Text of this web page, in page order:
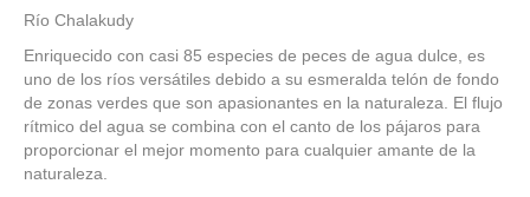
Río Chalakudy
Enriquecido con casi 85 especies de peces de agua dulce, es
uno de los ríos versátiles debido a su esmeralda telón de fondo
de zonas verdes que son apasionantes en la naturaleza. El flujo
rítmico del agua se combina con el canto de los pájaros para
proporcionar el mejor momento para cualquier amante de la
naturaleza.